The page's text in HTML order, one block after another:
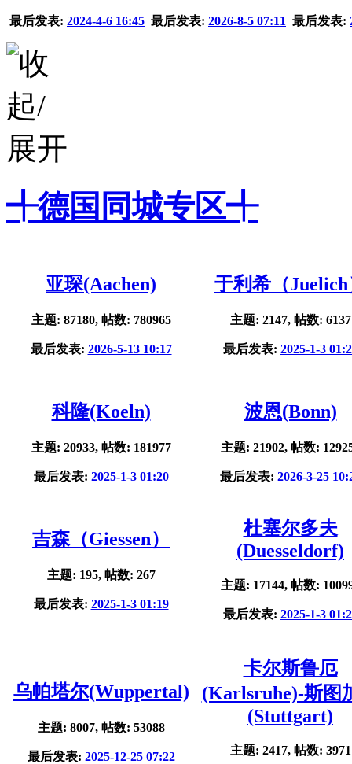
最后发表: 2024-4-6 16:45 最后发表: 2026-8-5 07:11 最后发表:
╃德国同城专区╃
亚琛(Aachen)
主题: 87180, 帖数: 780965
最后发表: 2026-5-13 10:17
于利希（Juelich
主题: 2147, 帖数: 6137
最后发表: 2025-1-3
科隆(Koeln)
主题: 20933, 帖数: 181977
最后发表: 2025-1-3 01:20
波恩(Bonn)
主题: 21902, 帖数:
最后发表: 2026-3-25
吉森（Giessen）
主题: 195, 帖数: 267
最后发表: 2025-1-3 01:19
杜塞尔多夫
(Duesseldorf)
主题: 17144, 帖数:
最后发表: 2025-1-3
乌帕塔尔(Wuppertal)
主题: 8007, 帖数: 53088
最后发表: 2025-12-25 07:22
卡尔斯鲁厄
(Karlsruhe)-斯图
(Stuttgart)
主题: 2417, 帖数: 3971